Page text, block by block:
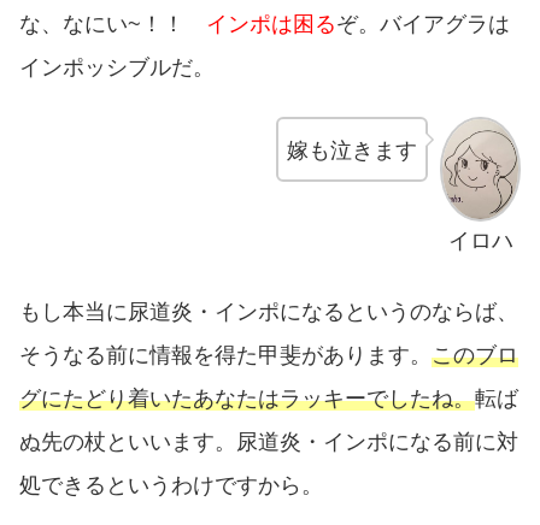
な、なにい~！！ インポは困るぞ。バイアグラは
インポッシブルだ。
イロハ
嫁も泣きます
もし本当に尿道炎・インポになるというのならば、
そうなる前に情報を得た甲斐があります。 このブロ
グにたどり着いたあなたはラッキーでしたね。転ば
ぬ先の杖といいます。尿道炎・インポになる前に対
処できるというわけですから。